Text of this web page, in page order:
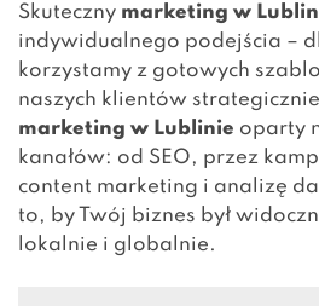
Skuteczny marketing w
indywidualnego podejścia –
korzystamy z gotowych
naszych klientów
marketing w Lublinie oparty
kanałów: od SEO, przez
content marketing i analizę
to, by Twój biznes był
lokalnie i globalnie.